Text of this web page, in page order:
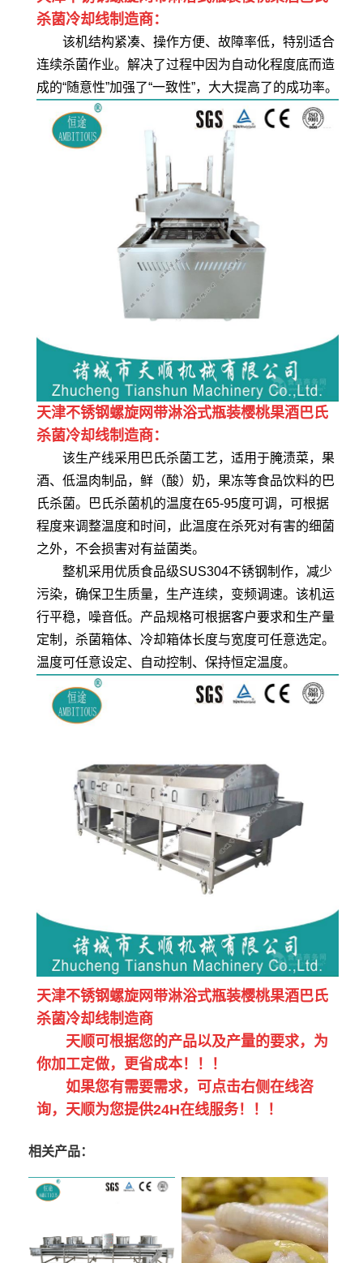
杀菌冷却线制造商：
该机结构紧凑、操作方便、故障率低，特别适合
连续杀菌作业。解决了过程中因为自动化程度底而造
成的“随意性”加强了“一致性”，大大提高了的成功率。
天津不锈钢螺旋网带淋浴式瓶装樱桃果酒巴氏
杀菌冷却线制造商：
该生产线采用巴氏杀菌工艺，适用于腌渍菜，果
酒、低温肉制品，鲜（酸）奶，果冻等食品饮料的巴
氏杀菌。巴氏杀菌机的温度在65-95度可调，可根据
程度来调整温度和时间，此温度在杀死对有害的细菌
之外，不会损害对有益菌类。
整机采用优质食品级SUS304不锈钢制作，减少
污染，确保卫生质量，生产连续，变频调速。该机运
行平稳，噪音低。产品规格可根据客户要求和生产量
定制，杀菌箱体、冷却箱体长度与宽度可任意选定。
温度可任意设定、自动控制、保持恒定温度。
天津不锈钢螺旋网带淋浴式瓶装樱桃果酒巴氏
杀菌冷却线制造商
天顺可根据您的产品以及产量的要求，为
你加工定做，更省成本！！！
如果您有需要需求，可点击右侧在线咨
询，天顺为您提供24H在线服务！！！
相关产品：